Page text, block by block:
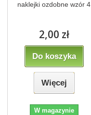
naklejki ozdobne wzór 4
2,00 zł
Do koszyka
Więcej
W magazynie